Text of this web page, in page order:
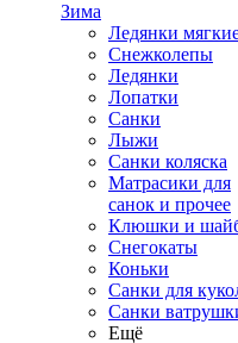
Зима
Ледянки
Снежколепы
Ледянки
Лопатки
Санки
Лыжи
Санки коляска
Матрасики для
санок и прочее
Клюшки и
Снегокаты
Коньки
Санки для
Санки
Ещё